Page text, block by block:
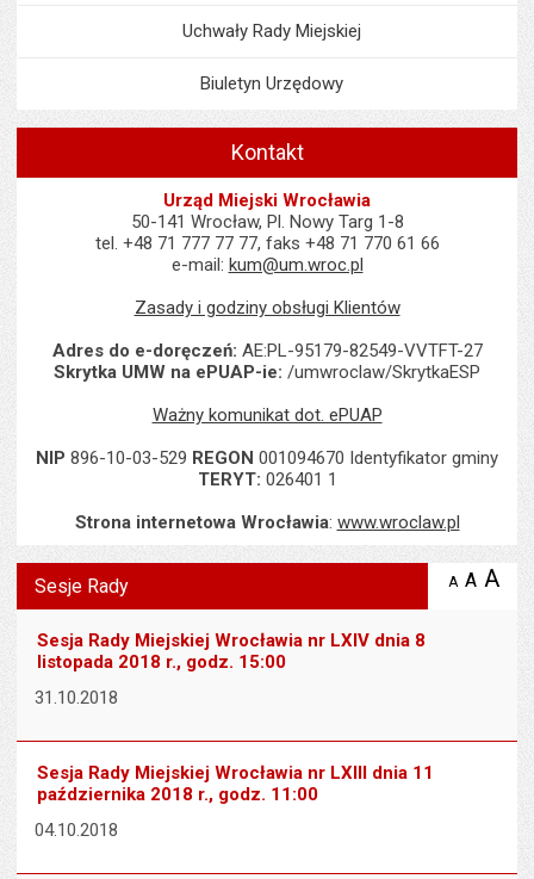
Uchwały Rady Miejskiej
Biuletyn Urzędowy
Kontakt
Urząd Miejski Wrocławia
50-141 Wrocław, Pl. Nowy Targ 1-8
tel. +48 71 777 77 77, faks +48 71 770 61 66
e-mail: kum@um.wroc.pl
Zasady i godziny obsługi Klientów
Adres do e-doręczeń: AE:PL-95179-82549-VVTFT-27
Skrytka UMW na ePUAP-ie: /umwroclaw/SkrytkaESP
Ważny komunikat dot. ePUAP
NIP 896-10-03-529 REGON 001094670 Identyfikator gminy
TERYT: 026401 1
Strona internetowa Wrocławia: www.wroclaw.pl
Sesje Rady A zmniejsz
A A
Sesja Rady Miejskiej Wrocławia nr LXIV dnia 8
listopada 2018 r., godz. 15:00
31.10.2018
Sesja Rady Miejskiej Wrocławia nr LXIII dnia 11
października 2018 r., godz. 11:00
04.10.2018